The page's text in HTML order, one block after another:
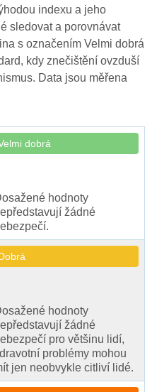
indexu a jeho
sledovat a porovnávat
s označením Velmi dobrá
kdy znečištění ovzduší
Data jsou měřena
dobrá
hodnoty
žádné
hodnoty
žádné
pro většinu lidí,
problémy mohou
jen neobvykle citliví lidé.